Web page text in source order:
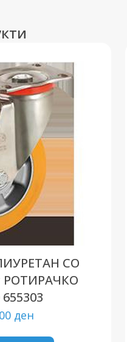
СО
РОТИРАЧКО
ден